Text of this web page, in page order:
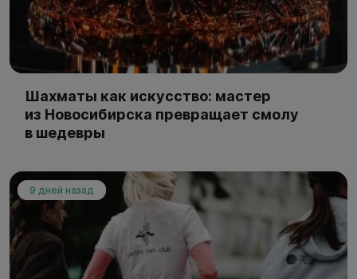
Шахматы как искусство: мастер
из Новосибирска превращает смолу
в шедевры
9 дней назад